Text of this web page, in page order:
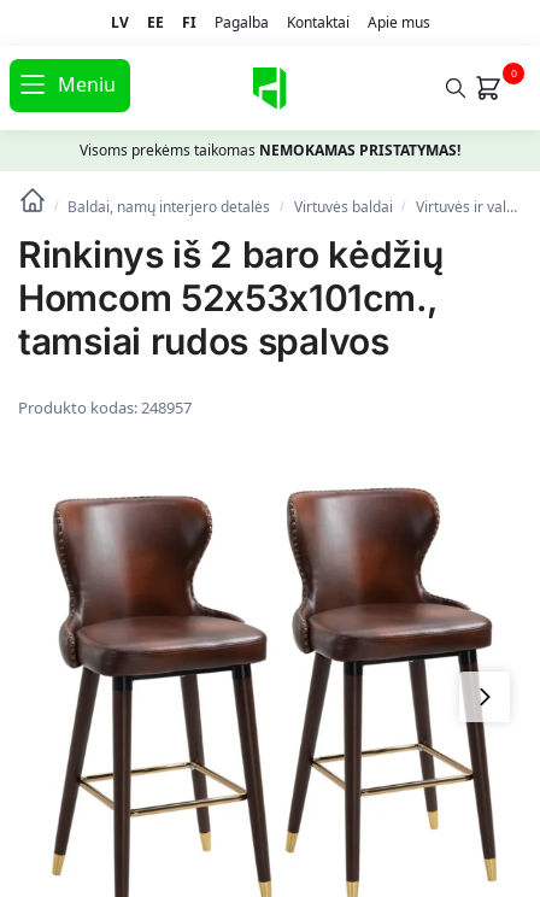
LV EE FI Pagalba Kontaktai Apie mus
Meniu 0
Visoms prekėms taikomas NEMOKAMAS PRISTATYMAS!
/ Baldai, namų interjero detalės / Virtuvės baldai / Virtuvės ir valgomojo kėdės
Rinkinys iš 2 baro kėdžių
Homcom 52x53x101cm.,
tamsiai rudos spalvos
Produkto kodas:248957